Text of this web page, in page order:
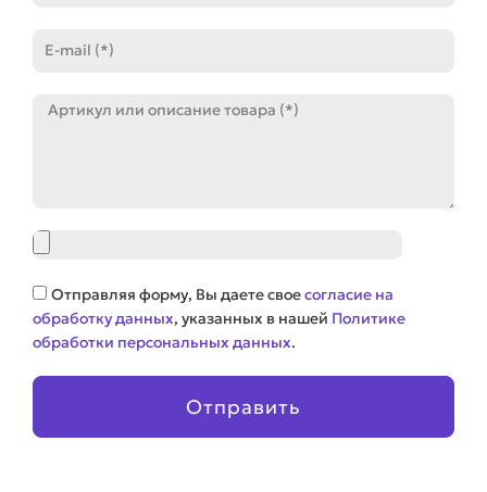
mail
Артикул
Файл
Соглашение
Отправляя форму, Вы даете своесогласие на
обработку данных, указанных в нашей Политике
обработки персональных данных.
Отправить